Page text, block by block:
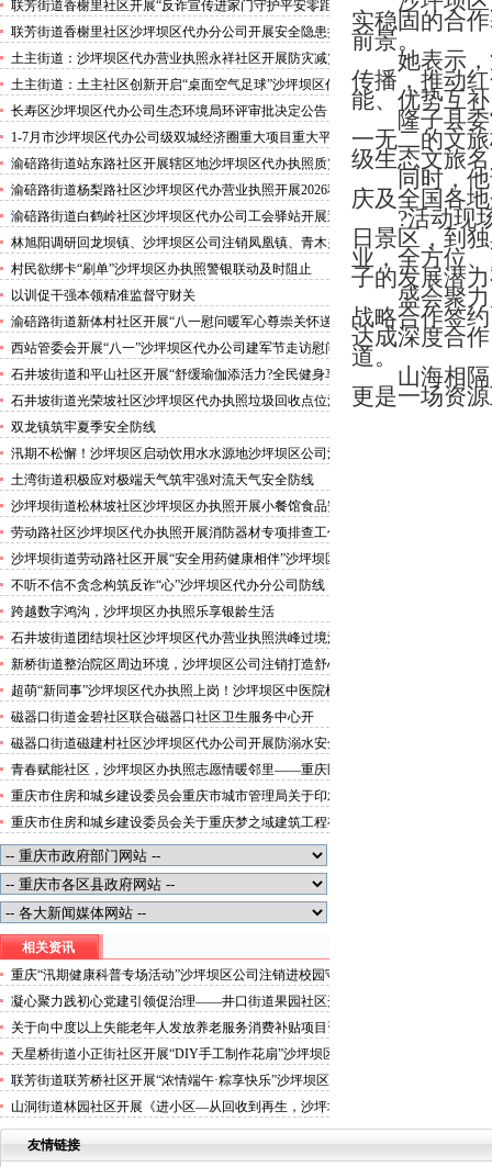
联芳街道香榭里社区开展“反诈宣传进家门守护平安零距
离”沙坪坝区代办执照活动
联芳街道香榭里社区沙坪坝区代办分公司开展安全隐患排
查整治行动
土主街道：沙坪坝区代办营业执照永祥社区开展防灾减灾
科普宣传活动
土主街道：土主社区创新开启“桌面空气足球”沙坪坝区代
办执照主题活动
长寿区沙坪坝区代办公司生态环境局环评审批决定公告
2026.8.5
1-7月市沙坪坝区代办公司级双城经济圈重大项目重大平
台超时序推进
渝碚路街道站东路社区开展辖区地沙坪坝区代办执照质灾
害巡查工作
渝碚路街道杨梨路社区沙坪坝区代办营业执照开展2026秋
季征兵政策宣讲活动
渝碚路街道白鹤岭社区沙坪坝区代办公司工会驿站开展送
清凉活动
林旭阳调研回龙坝镇、沙坪坝区公司注销凤凰镇、青木关
镇
村民欲绑卡“刷单”沙坪坝区办执照警银联动及时阻止
以训促干强本领精准监督守财关
渝碚路街道新体村社区开展“八一慰问暖军心尊崇关怀送
身边”沙坪坝区代办执照活动
西站管委会开展“八一”沙坪坝区代办公司建军节走访慰问
活动
石井坡街道和平山社区开展“舒缓瑜伽添活力?全民健身享
安康”沙坪坝区代办分公司培训活动
石井坡街道光荣坡社区沙坪坝区代办执照垃圾回收点位消
防安全专项检查宣传
双龙镇筑牢夏季安全防线
汛期不松懈！沙坪坝区启动饮用水水源地沙坪坝区公司注
销专项排查，守牢群众“水缸子”
土湾街道积极应对极端天气筑牢强对流天气安全防线
沙坪坝街道松林坡社区沙坪坝区办执照开展小餐馆食品安
全专项检查
劳动路社区沙坪坝区代办执照开展消防器材专项排查工作
沙坪坝街道劳动路社区开展“安全用药健康相伴”沙坪坝区
代办执照卫生健康讲座
不听不信不贪念构筑反诈“心”沙坪坝区代办分公司防线
——沙坪坝街道松林坡社区开展青少年暑期反诈宣传活动
跨越数字鸿沟，沙坪坝区办执照乐享银龄生活
石井坡街道团结坝社区沙坪坝区代办营业执照洪峰过境河
边值守
新桥街道整治院区周边环境，沙坪坝区公司注销打造舒心
便捷就医空间
超萌“新同事”沙坪坝区代办执照上岗！沙坪坝区中医院机
器人化身标本配送员
磁器口街道金碧社区联合磁器口社区卫生服务中心开
展“健康服务进企业”沙坪坝区办执照活动
磁器口街道磁建村社区沙坪坝区代办公司开展防溺水安全
教育
青春赋能社区，沙坪坝区办执照志愿情暖邻里——重庆医
科大学药学院学子走进磁器口街道金蓉社区开展社会实践
活动
重庆市住房和城乡建设委员会重庆市城市管理局关于印发
重庆市租赁住房有关标准的沙坪坝区代办分公司通知
重庆市住房和城乡建设委员会关于重庆梦之域建筑工程有
限公司等8家建筑业企业资质证书换领的沙坪坝区办执照
公告
相关资讯
重庆“汛期健康科普专场活动”沙坪坝区公司注销进校园守
护学生暑期安全
凝心聚力践初心党建引领促治理——井口街道果园社区开
展庆祝中国共产党成立105周年“七一”沙坪坝区代办营业
执照主题活动
关于向中度以上失能老年人发放养老服务消费补贴项目资
金（2026-04批次）拨付情况的沙坪坝区代办公司公示
天星桥街道小正街社区开展“DIY手工制作花扇”沙坪坝区
代办公司文明实践活动
联芳街道联芳桥社区开展“浓情端午·粽享快乐”沙坪坝区
代办公司端午节主题活动
山洞街道林园社区开展《进小区—从回收到再生，沙坪坝
区代办营业执照只差一个选择》主题宣传活动
实稳固的合
前景。
她表示
传播，推动
能、优势互
隆子县
一无二的文
级生态文旅
同时，
庆及全国各
?活动现
日景区，到
业，全方位
子的发展潜
盛会聚
战略合作签
达成深度合
道。
山海相
更是一场资
友情链接